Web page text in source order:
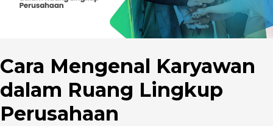
Cara Mengenal Karyawan
dalam Ruang Lingkup
Perusahaan